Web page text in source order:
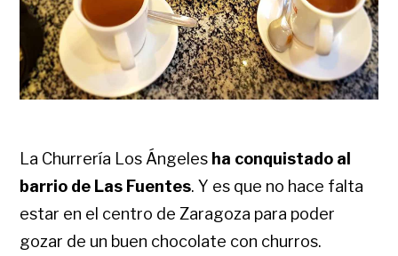
La Churrería Los Ángeles ha conquistado al
barrio de Las Fuentes. Y es que no hace falta
estar en el centro de Zaragoza para poder
gozar de un buen chocolate con churros.